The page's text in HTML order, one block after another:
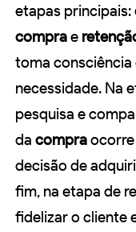
etapas principais:
comprae
toma consciência
necessidade. Na
pesquisa e
da compra
decisão de
fim, na etapa de
fidelizar o cliente